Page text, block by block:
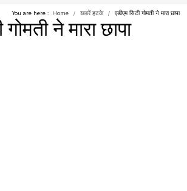
You are here : Home खबरें हटके एडीएम सिटी गोमती ने मारा छापा
ने मारा छापा